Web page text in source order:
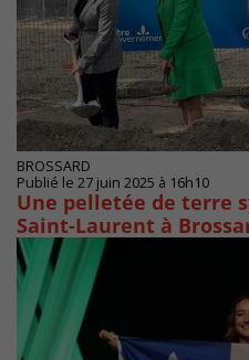
BROSSARD
Publié le 27 juin 2025 à 16h10
Une pelletée de terre
Saint-Laurent à